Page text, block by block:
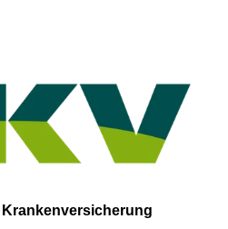
Krankenversicherung